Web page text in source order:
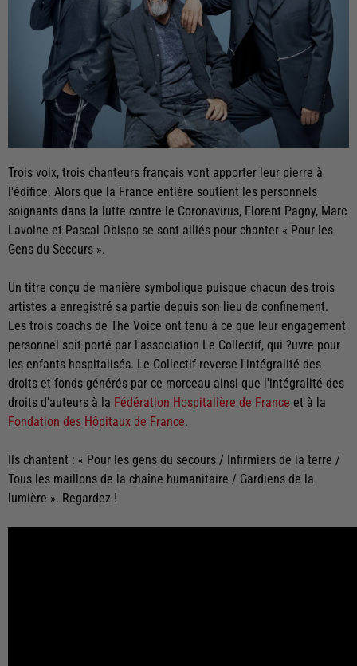
Trois voix, trois chanteurs français vont apporter leur pierre à
l'édifice. Alors que la France entière soutient les personnels
soignants dans la lutte contre le Coronavirus, Florent Pagny, Marc
Lavoine et Pascal Obispo se sont alliés pour chanter « Pour les
Gens du Secours ».
Un titre conçu de manière symbolique puisque chacun des trois
artistes a enregistré sa partie depuis son lieu de confinement.
Les trois coachs de The Voice ont tenu à ce que leur engagement
personnel soit porté par l'association Le Collectif, qui ?uvre pour
les enfants hospitalisés. Le Collectif reverse l'intégralité des
droits et fonds générés par ce morceau ainsi que l'intégralité des
droits d'auteurs à la Fédération Hospitalière de France et à la
Fondation des Hôpitaux de France.
Ils chantent : « Pour les gens du secours / Infirmiers de la terre /
Tous les maillons de la chaîne humanitaire / Gardiens de la
lumière ». Regardez !